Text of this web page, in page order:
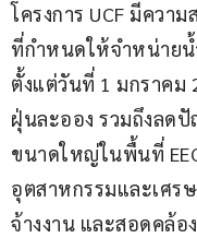
โครงการ UCF มีควา
ที่กำหนดให้จำหน่ายน้
ตั้งแต่วันที่ 1 มกราคม
ฝุ่นละออง รวมถึงลดปั
ขนาดใหญ่ในพื้นที่
อุตสาหกรรมและเศร
จ้างงาน และสอดคล้